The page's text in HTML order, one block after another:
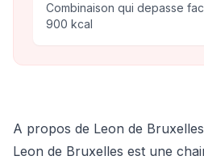
Combinaison qui depasse
900 kcal
A propos de Leon de Bruxelles
Leon de Bruxelles est une